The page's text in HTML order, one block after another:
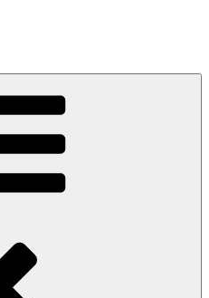
Container